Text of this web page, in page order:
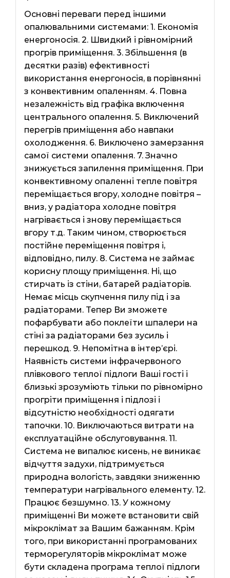
Основні переваги перед іншими
опалювальними системами: 1. Економія
енергоносія. 2. Швидкий і рівномірний
прогрів приміщення. 3. Збільшення (в
десятки разів) ефективності
використання енергоносія, в порівнянні
з конвективним опаленням. 4. Повна
незалежність від графіка включення
центрального опалення. 5. Виключений
перегрів приміщення або навпаки
охолодження. 6. Виключено замерзання
самої системи опалення. 7. Значно
знижується запилення приміщення. При
конвективному опаленні тепле повітря
переміщається вгору, холодне повітря –
вниз, у радіатора холодне повітря
нагрівається і знову переміщається
вгору т.д. Таким чином, створюється
постійне переміщення повітря і,
відповідно, пилу. 8. Система не займає
корисну площу приміщення. Ні, що
стирчать із стіни, батарей радіаторів.
Немає місць скупчення пилу під і за
радіаторами. Тепер Ви зможете
пофарбувати або поклеїти шпалери на
стіні за радіаторами без зусиль і
перешкод. 9. Непомітна в інтер’єрі.
Наявність системи інфрачервоного
плівкового теплої підлоги Ваші гості і
близькі зрозуміють тільки по рівномірно
прогріти приміщення і підлозі і
відсутністю необхідності одягати
тапочки. 10. Виключаються витрати на
експлуатаційне обслуговування. 11.
Система не випалює кисень, не виникає
відчуття задухи, підтримується
природна вологість, завдяки зниженню
температури нагрівального елементу. 12.
Працює безшумно. 13. У кожному
приміщенні Ви можете встановити свій
мікроклімат за Вашим бажанням. Крім
того, при використанні програмованих
терморегуляторів мікроклімат може
бути складена програма теплої підлоги